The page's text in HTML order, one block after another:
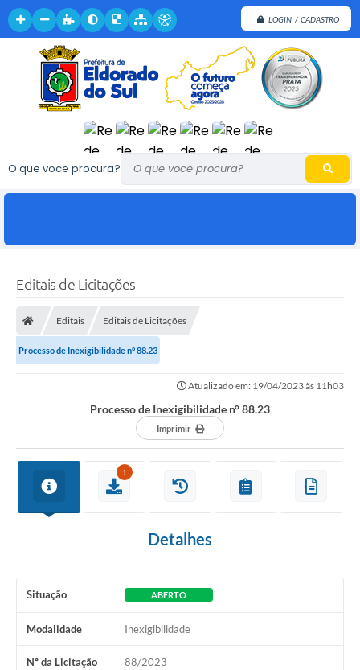
LOGIN / CADASTRO
O que voce procura?
Editais de Licitações
Editais Editais de Licitações
Processo de Inexigibilidade n° 88.23
Atualizado em: 19/04/2023 às 11h03
Processo de Inexigibilidade n° 88.23
Imprimir
1
Detalhes
Situação ABERTO
Modalidade Inexigibilidade
Nº da Licitação 88/2023